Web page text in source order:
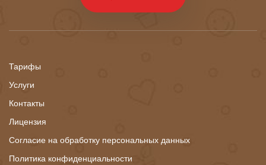
Тарифы
Услуги
Контакты
Лицензия
Согласие на обработку персональных данных
Политика конфиденциальности